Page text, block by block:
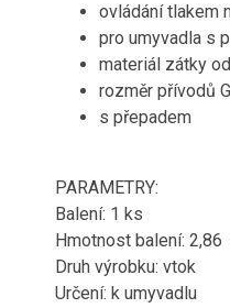
ovládání tlakem
pro umyvadla s
materiál zátky
rozměr přívodů
s přepadem
PARAMETRY:
Balení: 1 ks
Hmotnost balení:
Druh výrobku: vtok
Určení: k umyvadlu